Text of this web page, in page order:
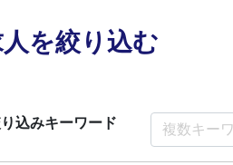
を絞り込む
込みキーワード